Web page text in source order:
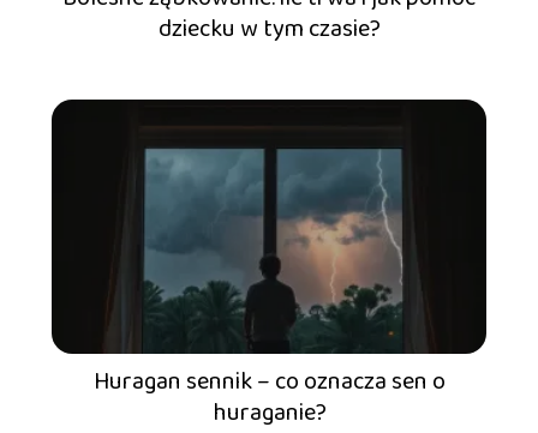
dziecku w tym czasie?
Huragan sennik – co oznacza sen o
huraganie?